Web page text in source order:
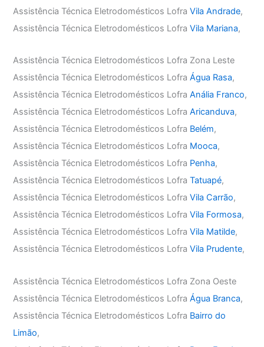
Assistência Técnica Eletrodomésticos LofraVila Andrade,
Assistência Técnica Eletrodomésticos LofraVila Mariana,
Assistência Técnica Eletrodomésticos Lofra Zona Leste
Assistência Técnica Eletrodomésticos LofraÁgua Rasa,
Assistência Técnica Eletrodomésticos LofraAnália Franco,
Assistência Técnica Eletrodomésticos LofraAricanduva,
Assistência Técnica Eletrodomésticos Lofra Belém,
Assistência Técnica Eletrodomésticos Lofra Mooca,
Assistência Técnica Eletrodomésticos Lofra Penha,
Assistência Técnica Eletrodomésticos LofraTatuapé,
Assistência Técnica Eletrodomésticos LofraVila Carrão,
Assistência Técnica Eletrodomésticos LofraVila Formosa,
Assistência Técnica Eletrodomésticos LofraVila Matilde,
Assistência Técnica Eletrodomésticos LofraVila Prudente,
Assistência Técnica Eletrodomésticos Lofra Zona Oeste
Assistência Técnica Eletrodomésticos LofraÁgua Branca,
Assistência Técnica Eletrodomésticos Lofra Bairro do
Limão,